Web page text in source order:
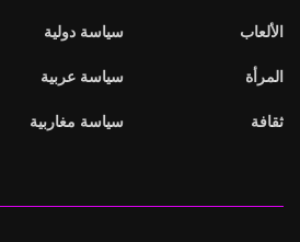
الألعاب
المرأة
ثقافة
سياسة دولية
سياسة عربية
سياسة مغاربية